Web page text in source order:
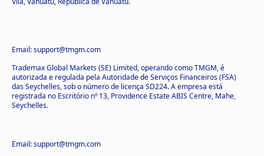
Email: support@tmgm.com
Trademax Global Markets (SE) Limited, operando como TMGM, é
autorizada e regulada pela Autoridade de Serviços Financeiros (FSA)
das Seychelles, sob o número de licença SD224. A empresa está
registrada no Escritório nº 13, Providence Estate ABIS Centre, Mahe,
Seychelles.
Email: support@tmgm.com